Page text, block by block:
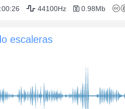
44100Hz 0.98Mb
escaleras